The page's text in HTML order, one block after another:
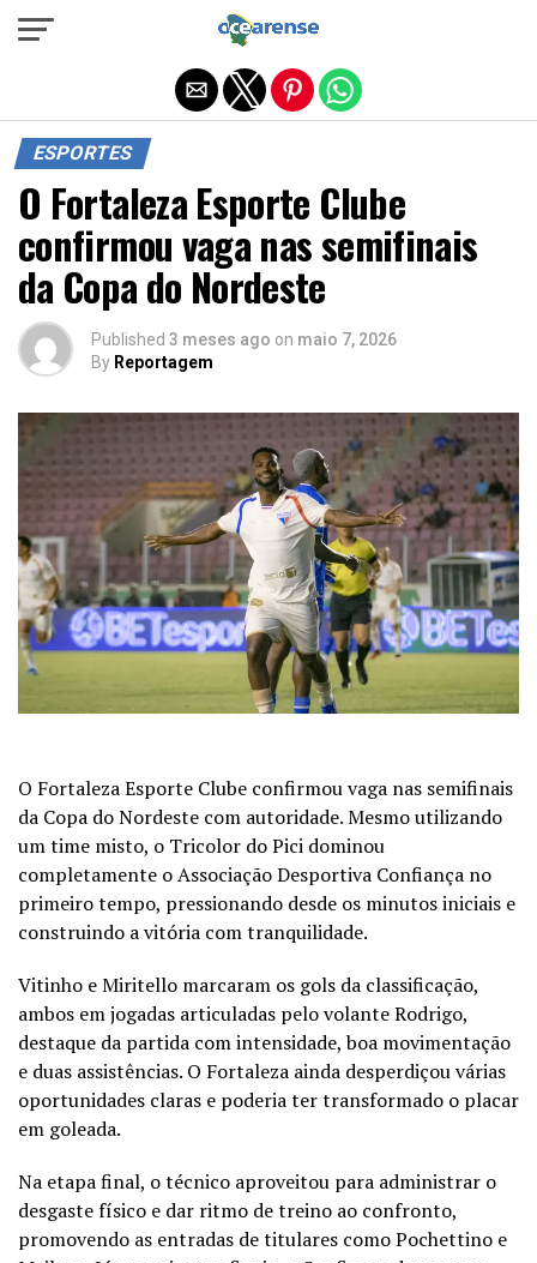
ESPORTES
O Fortaleza Esporte Clube
confirmou vaga nas semifinais
da Copa do Nordeste
Published 3 meses ago on maio 7, 2026
By Reportagem
O Fortaleza Esporte Clube confirmou vaga nas semifinais
da Copa do Nordeste com autoridade. Mesmo utilizando
um time misto, o Tricolor do Pici dominou
completamente o Associação Desportiva Confiança no
primeiro tempo, pressionando desde os minutos iniciais e
construindo a vitória com tranquilidade.
Vitinho e Miritello marcaram os gols da classificação,
ambos em jogadas articuladas pelo volante Rodrigo,
destaque da partida com intensidade, boa movimentação
e duas assistências. O Fortaleza ainda desperdiçou várias
oportunidades claras e poderia ter transformado o placar
em goleada.
Na etapa final, o técnico aproveitou para administrar o
desgaste físico e dar ritmo de treino ao confronto,
promovendo as entradas de titulares como Pochettino e
Sair da versão mobile